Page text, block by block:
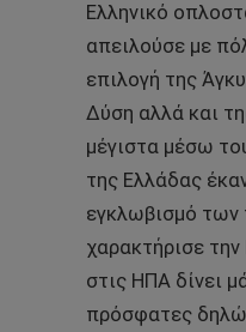
Ελληνικό
απειλούσε με
επιλογή της
Δύση αλλά και
μέγιστα μέσω
της Ελλάδας
εγκλωβισμό των
χαρακτήρισε
στις ΗΠΑ δίνει
πρόσφατες